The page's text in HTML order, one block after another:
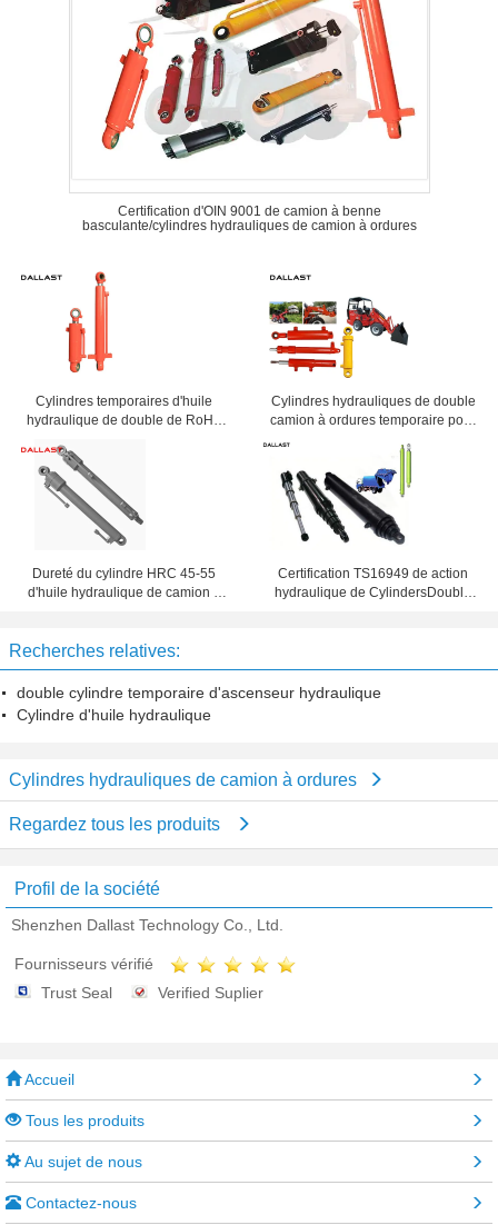
Certification d'OIN 9001 de camion à benne
basculante/cylindres hydrauliques de camion à ordures
Cylindres temporaires d'huile
hydraulique de double de RoHS
Cylindres hydrauliques de double
camion à ordures temporaire pour
Dureté du cylindre HRC 45-55
d'huile hydraulique de camion à
Certification TS16949 de action
hydraulique de CylindersDouble
Recherches relatives:
double cylindre temporaire d'ascenseur hydraulique
Cylindre d'huile hydraulique
Cylindres hydrauliques de camion à ordures
Regardez tous les produits
Profil de la société
Shenzhen Dallast Technology Co., Ltd.
Fournisseurs vérifié
Trust Seal
Verified Suplier
Accueil
Tous les produits
Au sujet de nous
Contactez-nous